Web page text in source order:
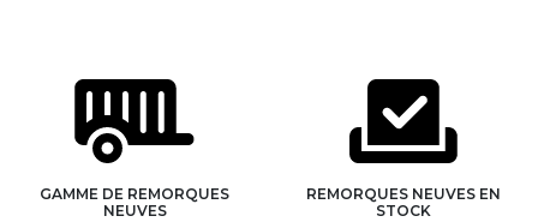
GAMME DE REMORQUES
NEUVES
REMORQUES NEUVES EN
STOCK